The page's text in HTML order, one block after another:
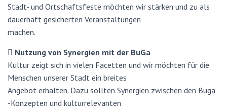
Stadt- und Ortschaftsfeste möchten wir stärken und zu als
dauerhaft gesicherten Veranstaltungen
machen.
 Nutzung von Synergien mit der BuGa
Kultur zeigt sich in vielen Facetten und wir möchten für die
Menschen unserer Stadt ein breites
Angebot erhalten. Dazu sollten Synergien zwischen den Buga
-Konzepten und kulturrelevanten